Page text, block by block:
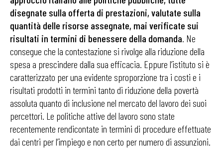
disegnate sulla offerta di prestazioni, valutate sulla
quantità delle risorse assegnate, mai verificate sui
risultati in termini di benessere della domanda. Ne
consegue che la contestazione si rivolge alla riduzione della
spesa a prescindere dalla sua efficacia. Eppure l’istituto si è
caratterizzato per una evidente sproporzione tra i costi e i
risultati prodotti in termini tanto di riduzione della povertà
assoluta quanto di inclusione nel mercato del lavoro dei suoi
percettori. Le politiche attive del lavoro sono state
recentemente rendicontate in termini di procedure effettuate
dai centri per l’impiego e non certo per numero di assunzioni.